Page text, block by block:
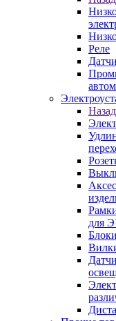
Реле
Назад
для